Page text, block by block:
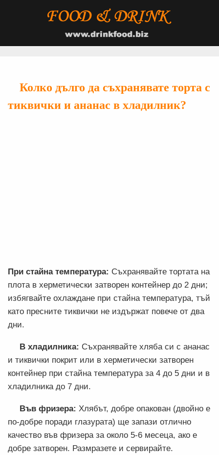
Колко дълго да съхранявате торта с
тиквички и ананас в хладилник?
При стайна температура: Съхранявайте тортата на
плота в херметически затворен контейнер до 2 дни;
избягвайте охлаждане при стайна температура, тъй
като пресните тиквички не издържат повече от два
дни.
В хладилника: Съхранявайте хляба си с ананас
и тиквички покрит или в херметически затворен
контейнер при стайна температура за 4 до 5 дни и в
хладилника до 7 дни.
Във фризера: Хлябът, добре опакован (двойно е
по-добре поради глазурата) ще запази отлично
качество във фризера за около 5-6 месеца, ако е
добре затворен. Размразете и сервирайте.